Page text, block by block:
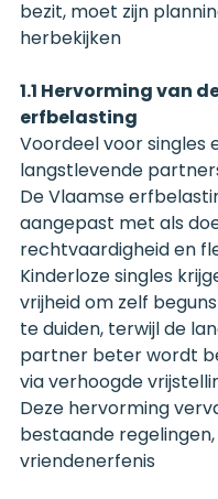
bezit, moet zijn
herbekijken
1.1 Hervorming van
erfbelasting
Voordeel voor singles
langstlevende
De Vlaamse
aangepast met als
rechtvaardigheid en
Kinderloze singles
vrijheid om zelf
te duiden, terwijl de
partner beter wordt
via verhoogde
Deze hervorming
bestaande
vriendenerfenis